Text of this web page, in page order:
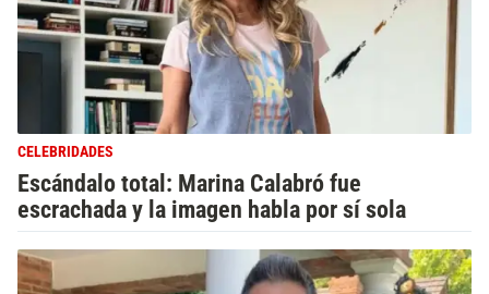
CELEBRIDADES
Escándalo total: Marina Calabró fue
escrachada y la imagen habla por sí sola